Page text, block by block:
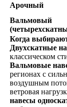
Арочный
Вальмовый
Когда
Двухскатные
классическом
Вальмовые
регионах с
воздушным
ветровая
навесы